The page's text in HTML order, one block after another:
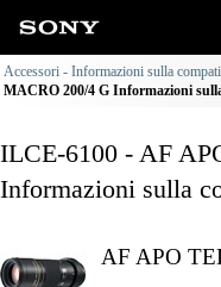
Accessori - Informazioni sulla
MACRO 200/4 G Informazioni
ILCE-6100 - AF
Informazioni sulla
AF APO